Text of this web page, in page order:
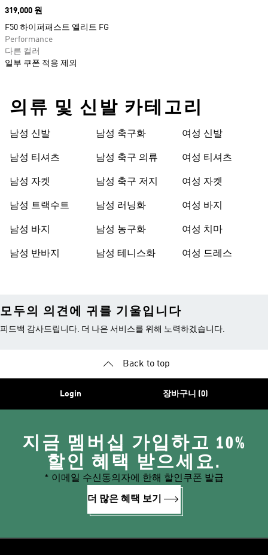
Price
319,000 원
F50 하이퍼패스트 엘리트 FG
Performance
다른 컬러
일부 쿠폰 적용 제외
의류 및 신발 카테고리
남성 신발
남성 티셔츠
남성 자켓
남성 트랙수트
남성 바지
남성 반바지
남성 축구화
남성 축구 의류
남성 축구 저지
남성 러닝화
남성 농구화
남성 테니스화
여성 신발
여성 티셔츠
여성 자켓
여성 바지
여성 치마
여성 드레스
모두의 의견에 귀를 기울입니다
피드백 감사드립니다. 더 나은 서비스를 위해 노력하겠습니다.
Back to top
Login 장바구니 (0)
지금 멤버십 가입하고 10%
할인 혜택 받으세요.
* 이메일 수신동의자에 한해 할인쿠폰 발급
더 많은 혜택 보기